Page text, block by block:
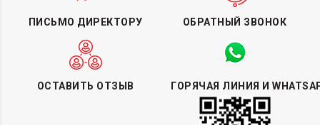
ПИСЬМО ДИРЕКТОРУ ОБРАТНЫЙ ЗВОНОК
ОСТАВИТЬ ОТЗЫВ ГОРЯЧАЯ ЛИНИЯ И